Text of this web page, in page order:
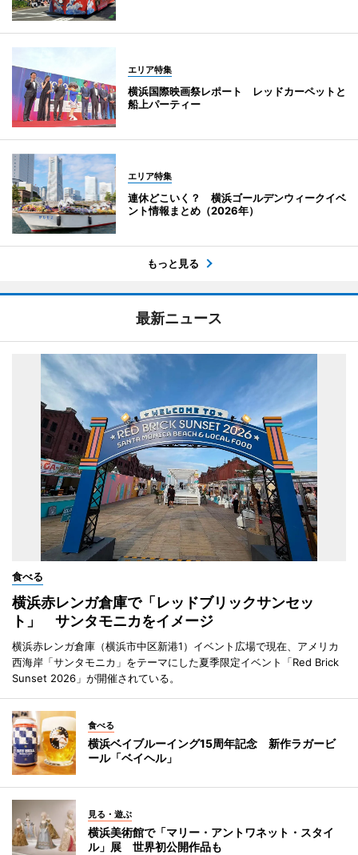
エリア特集
横浜国際映画祭レポート レッドカーペットと
船上パーティー
エリア特集
連休どこいく？ 横浜ゴールデンウィークイベ
ント情報まとめ（2026年）
もっと見る
最新ニュース
食べる
横浜赤レンガ倉庫で「レッドブリックサンセッ
ト」 サンタモニカをイメージ
横浜赤レンガ倉庫（横浜市中区新港1）イベント広場で現在、アメリカ
西海岸「サンタモニカ」をテーマにした夏季限定イベント「Red Brick
Sunset 2026」が開催されている。
食べる
横浜ベイブルーイング15周年記念 新作ラガービ
ール「ベイヘル」
見る・遊ぶ
横浜美術館で「マリー・アントワネット・スタイ
ル」展 世界初公開作品も